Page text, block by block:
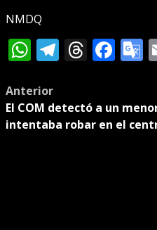
NMDQ
WhatsApp
Telegram
Post
navigation
Anterior
El COM detectó a un
intentaba robar en el